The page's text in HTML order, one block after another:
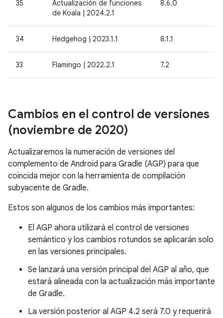
35
Actualización de funciones
de Koala | 2024.2.1
8.6.0
34 Hedgehog | 2023.1.1 8.1.1
33 Flamingo | 2022.2.1 7.2
Cambios en el control de versiones
(noviembre de 2020)
Actualizaremos la numeración de versiones del
complemento de Android para Gradle (AGP) para que
coincida mejor con la herramienta de compilación
subyacente de Gradle.
Estos son algunos de los cambios más importantes:
El AGP ahora utilizará el control de versiones
semántico y los cambios rotundos se aplicarán solo
en las versiones principales.
Se lanzará una versión principal del AGP al año, que
estará alineada con la actualización más importante
de Gradle.
La versión posterior al AGP 4.2 será 7.0 y requerirá